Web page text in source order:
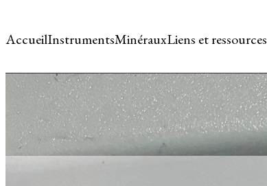
AccueilInstrumentsMinérauxLiens et ressources